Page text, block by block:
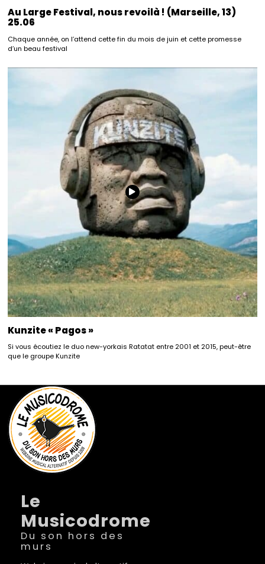
Au Large Festival, nous revoilà ! (Marseille, 13)
25.06
Chaque année, on l’attend cette fin du mois de juin et cette promesse
d’un beau festival
Kunzite « Pagos »
Si vous écoutiez le duo new-yorkais Ratatat entre 2001 et 2015, peut-être
que le groupe Kunzite
Le
Musicodrome
Du son hors des
murs